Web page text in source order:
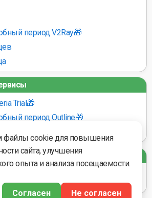
файлы cookie для повышения
сайта, улучшения
опыта и анализа посещаемости.
Согласен
Не согласен
период V2Ray🎁
Trial🎁
период Outline🎁
период V2Ray🎁